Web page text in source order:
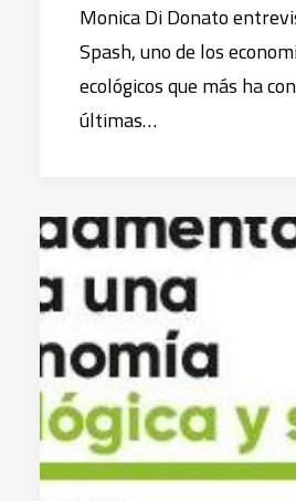
Monica Di Donato
Spash, uno de los
ecológicos que más ha
últimas…